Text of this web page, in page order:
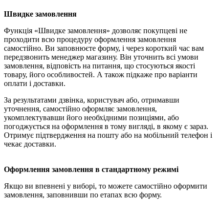
Швидке замовлення
Функція «Швидке замовлення» дозволяє покупцеві не
проходити всю процедуру оформлення замовлення
самостійно. Ви заповнюєте форму, і через короткий час вам
передзвонить менеджер магазину. Він уточнить всі умови
замовлення, відповість на питання, що стосуються якості
товару, його особливостей. А також підкаже про варіанти
оплати і доставки.
За результатами дзвінка, користувач або, отримавши
уточнення, самостійно оформляє замовлення,
укомплектувавши його необхідними позиціями, або
погоджується на оформлення в тому вигляді, в якому є зараз.
Отримує підтвердження на пошту або на мобільний телефон і
чекає доставки.
Оформлення замовлення в стандартному режимі
Якщо ви впевнені у виборі, то можете самостійно оформити
замовлення, заповнивши по етапах всю форму.